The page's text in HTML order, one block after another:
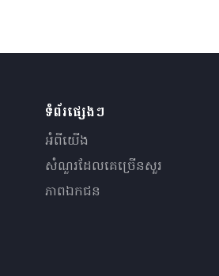
ទំព័រផ្សេងៗ
អំពីយើង
សំណួរ​ដែលគេ​ច្រើន​សួរ
ភាពឯកជន